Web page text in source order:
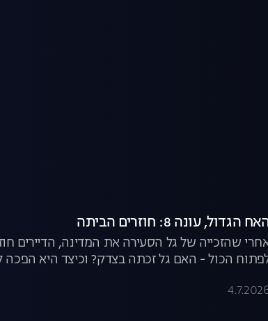
הגדול, עונה 8: חוזרים הביתה
שהזכייה של גל הסעירה את המדינה, הדיירים
הכול - האם גל זכתה בצדק? וכיצד היא הפכה